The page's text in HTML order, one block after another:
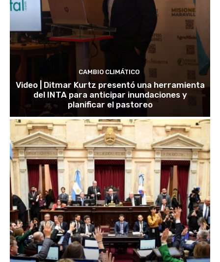
CAMBIO CLIMÁTICO
Video | Ditmar Kurtz presentó una herramienta
del INTA para anticipar inundaciones y
planificar el pastoreo